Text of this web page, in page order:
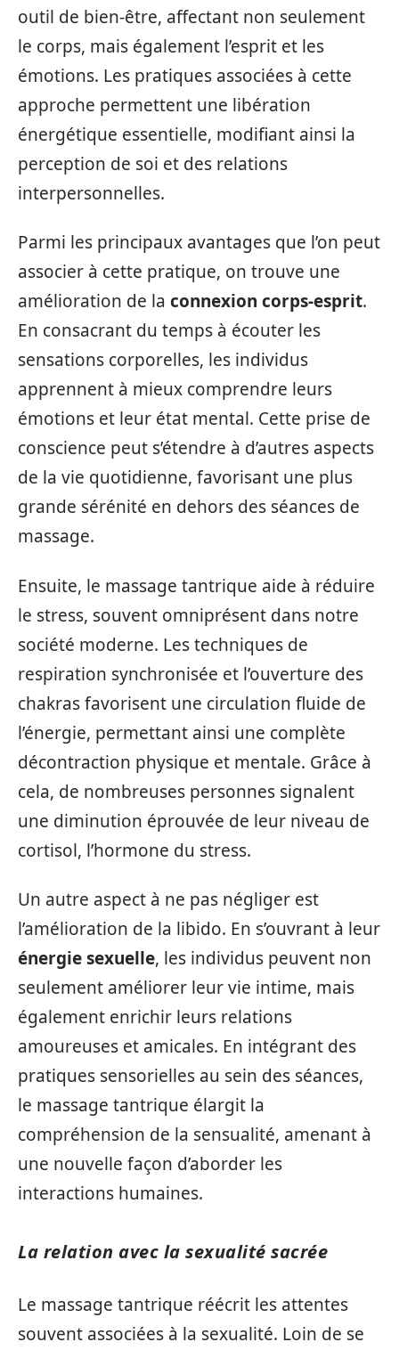
outil de bien-être, affectant non seulement
le corps, mais également l’esprit et les
émotions. Les pratiques associées à cette
approche permettent une libération
énergétique essentielle, modifiant ainsi la
perception de soi et des relations
interpersonnelles.
Parmi les principaux avantages que l’on peut
associer à cette pratique, on trouve une
amélioration de la connexion corps-esprit.
En consacrant du temps à écouter les
sensations corporelles, les individus
apprennent à mieux comprendre leurs
émotions et leur état mental. Cette prise de
conscience peut s’étendre à d’autres aspects
de la vie quotidienne, favorisant une plus
grande sérénité en dehors des séances de
massage.
Ensuite, le massage tantrique aide à réduire
le stress, souvent omniprésent dans notre
société moderne. Les techniques de
respiration synchronisée et l’ouverture des
chakras favorisent une circulation fluide de
l’énergie, permettant ainsi une complète
décontraction physique et mentale. Grâce à
cela, de nombreuses personnes signalent
une diminution éprouvée de leur niveau de
cortisol, l’hormone du stress.
Un autre aspect à ne pas négliger est
l’amélioration de la libido. En s’ouvrant à leur
énergie sexuelle, les individus peuvent non
seulement améliorer leur vie intime, mais
également enrichir leurs relations
amoureuses et amicales. En intégrant des
pratiques sensorielles au sein des séances,
le massage tantrique élargit la
compréhension de la sensualité, amenant à
une nouvelle façon d’aborder les
interactions humaines.
La relation avec la sexualité sacrée
Le massage tantrique réécrit les attentes
souvent associées à la sexualité. Loin de se